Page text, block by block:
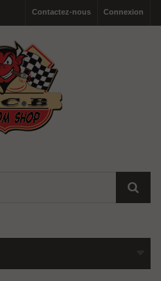
Connexion
Contactez-nous